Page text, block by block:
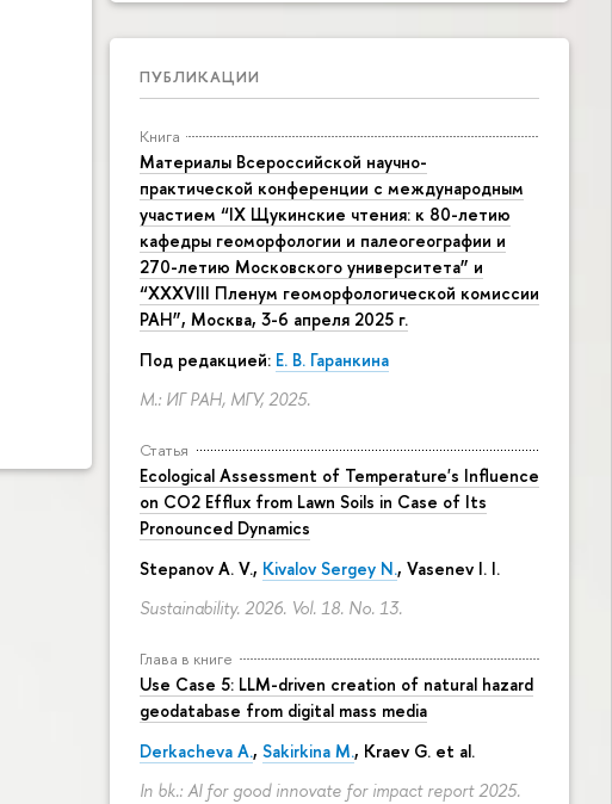
ПУБЛИКАЦИИ
Книга
Материалы Всероссийской научно-
практической конференции с международным
участием “IX Щукинские чтения: к 80-летию
кафедры геоморфологии и палеогеографии и
270-летию Московского университета” и
“XXXVIII Пленум геоморфологической комиссии
РАН”, Москва, 3-6 апреля 2025 г.
Под редакцией: Е. В. Гаранкина
М.: ИГ РАН, МГУ, 2025.
Статья
Ecological Assessment of Temperature's Influence
on CO2 Efflux from Lawn Soils in Case of Its
Pronounced Dynamics
Stepanov A. V., Kivalov Sergey N., Vasenev I. I.
Sustainability. 2026. Vol. 18. No. 13.
Глава в книге
Use Case 5: LLM-driven creation of natural hazard
geodatabase from digital mass media
Derkacheva A., Sakirkina M., Kraev G. et al.
In bk.: AI for good innovate for impact report 2025.